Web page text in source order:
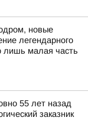
новые
легендарного
лишь малая часть
55 лет назад
заказник